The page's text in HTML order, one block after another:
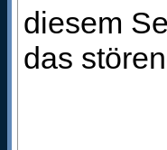
diesem
das